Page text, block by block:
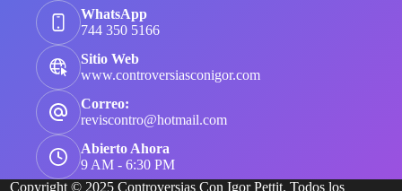
WhatsApp
744 350 5166
Sitio Web
www.controversiasconigor.com
Correo:
reviscontro@hotmail.com
Abierto Ahora
9 AM - 6:30 PM
Copyright © 2025 Controversias Con Igor Pettit. Todos los